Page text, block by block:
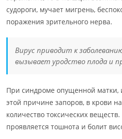
судороги, мучает мигрень,
поражения зрительного нерва.
Вирус приводит к
вызывает уродство плода и
При синдроме опущенной матки,
этой причине запоров, в крови
количество токсических
проявляется тошнота и болит